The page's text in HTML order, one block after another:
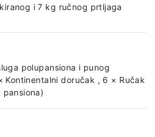
i 7 kg ručnog prtljaga
polupansiona i punog
Kontinentalni doručak , 6 × Ručak
pansiona)